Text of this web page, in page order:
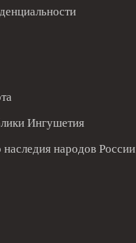
Ингушетия
наследия народов России